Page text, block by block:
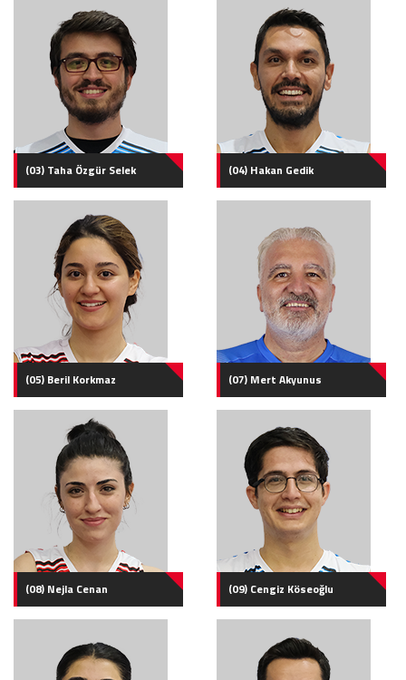
(03) Taha Özgür Selek (04) Hakan Gedik
(05) Beril Korkmaz (07) Mert Akyunus
(08) Nejla Cenan (09) Cengiz Köseoğlu